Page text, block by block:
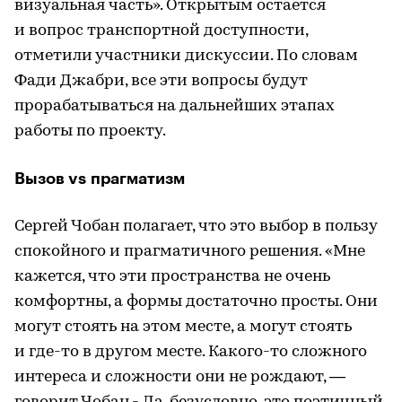
визуальная часть». Открытым остается
и вопрос транспортной доступности,
отметили участники дискуссии. По словам
Фади Джабри, все эти вопросы будут
прорабатываться на дальнейших этапах
работы по проекту.
Вызов vs прагматизм
Сергей Чобан полагает, что это выбор в пользу
спокойного и прагматичного решения. «Мне
кажется, что эти пространства не очень
комфортны, а формы достаточно просты. Они
могут стоять на этом месте, а могут стоять
и где-то в другом месте. Какого-то сложного
интереса и сложности они не рождают, —